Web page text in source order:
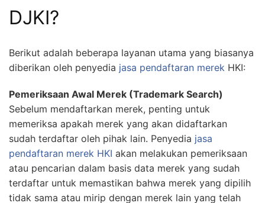
DJKI?
Berikut adalah beberapa layanan utama yang biasanya
diberikan oleh penyedia jasa pendaftaran merek HKI:
Pemeriksaan Awal Merek (Trademark Search)
Sebelum mendaftarkan merek, penting untuk
memeriksa apakah merek yang akan didaftarkan
sudah terdaftar oleh pihak lain. Penyedia jasa
pendaftaran merek HKI akan melakukan pemeriksaan
atau pencarian dalam basis data merek yang sudah
terdaftar untuk memastikan bahwa merek yang dipilih
tidak sama atau mirip dengan merek lain yang telah